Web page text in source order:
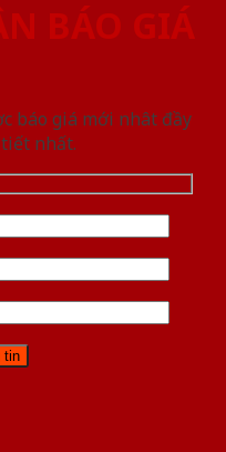
BÁO GIÁ
báo giá mới nhât đầy
nhất.